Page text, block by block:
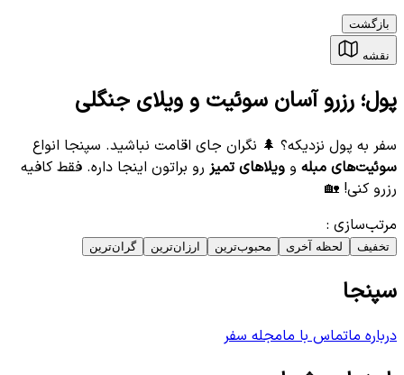
بازگشت
نقشه
پول؛ رزرو آسان سوئیت و ویلای جنگلی
سفر به پول نزدیکه؟ 🌲 نگران جای اقامت نباشید. سپنجا انواع
سوئیت‌های مبله و ویلاهای تمیز رو براتون اینجا داره. فقط کافیه
رزرو کنی! 🏡
مرتب‌سازی :
تخفیف لحظه آخری محبوب‌ترین ارزان‌ترین گران‌ترین
سپنجا
درباره ماتماس با مامجله سفر